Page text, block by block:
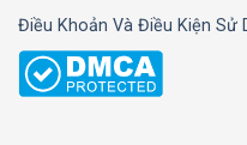
Điều Khoản Và Điều Kiện Sử